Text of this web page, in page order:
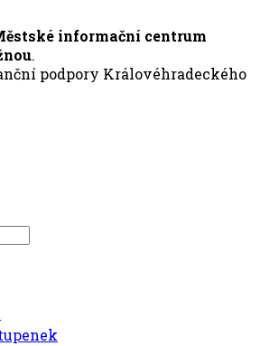
informační centrum
.
podpory Královéhradeckého